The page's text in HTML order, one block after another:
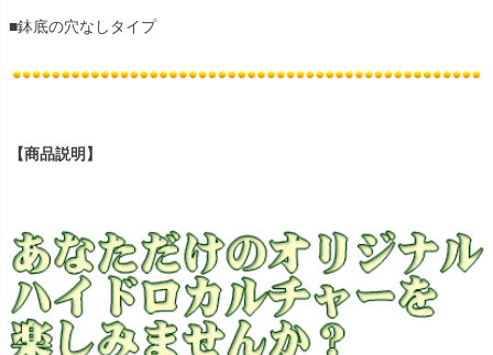
■鉢底の穴なしタイプ
【商品説明】